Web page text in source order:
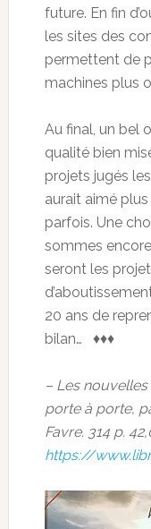
future. En fin
les sites des
permettent de
machines plus
Au final, un bel
qualité bien
projets jugés
aurait aimé
parfois. Une
sommes
seront les
20 ans de
bilan… ♦♦♦
– Les
porte à porte,
Favre. 314 p.
https://